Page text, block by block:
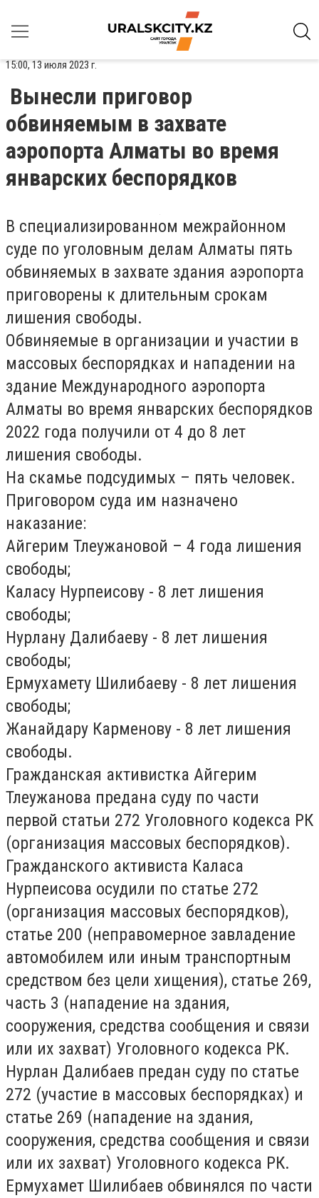
15:00, 13 июля 2023 г.
Вынесли приговор
обвиняемым в захвате
аэропорта Алматы во время
январских беспорядков
В специализированном межрайонном
суде по уголовным делам Алматы пять
обвиняемых в захвате здания аэропорта
приговорены к длительным срокам
лишения свободы.
Обвиняемые в организации и участии в
массовых беспорядках и нападении на
здание Международного аэропорта
Алматы во время январских беспорядков
2022 года получили от 4 до 8 лет
лишения свободы.
На скамье подсудимых – пять человек.
Приговором суда им назначено
наказание:
Айгерим Тлеужановой – 4 года лишения
свободы;
Каласу Нурпеисову - 8 лет лишения
свободы;
Нурлану Далибаеву - 8 лет лишения
свободы;
Ермухамету Шилибаеву - 8 лет лишения
свободы;
Жанайдару Карменову - 8 лет лишения
свободы.
Гражданская активистка Айгерим
Тлеужанова предана суду по части
первой статьи 272 Уголовного кодекса РК
(организация массовых беспорядков).
Гражданского активиста Каласа
Нурпеисова осудили по статье 272
(организация массовых беспорядков),
статье 200 (неправомерное завладение
автомобилем или иным транспортным
средством без цели хищения), статье 269,
часть 3 (нападение на здания,
сооружения, средства сообщения и связи
или их захват) Уголовного кодекса РК.
Нурлан Далибаев предан суду по статье
272 (участие в массовых беспорядках) и
статье 269 (нападение на здания,
сооружения, средства сообщения и связи
или их захват) Уголовного кодекса РК.
Ермухамет Шилибаев обвинялся по части